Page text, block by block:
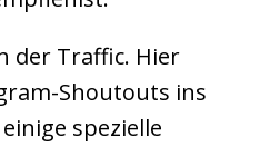
der Traffic. Hier
Shoutouts ins
spezielle